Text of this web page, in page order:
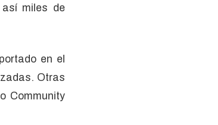
miles de
en el
Otras
Community